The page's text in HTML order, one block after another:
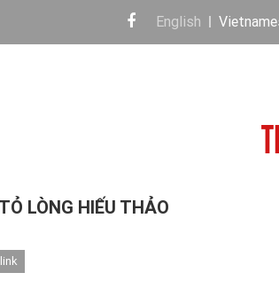
English
LÒNG HIẾU THẢO